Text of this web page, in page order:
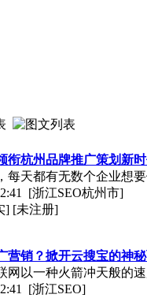
杭州品牌推广策划新
每天都有无数个企业想
[浙江SEO杭州市]
] [未注册]
营销？掀开云搜宝的神
网以一种火箭冲天般的
[浙江SEO]